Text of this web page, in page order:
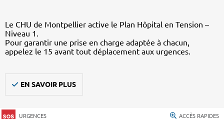
Le CHU de Montpellier active le Plan Hôpital en Tension –
Niveau 1.
Pour garantir une prise en charge adaptée à chacun,
appelez le 15 avant tout déplacement aux urgences.
EN SAVOIR PLUS
URGENCES ACCÈS RAPIDES